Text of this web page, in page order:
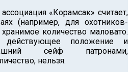
«Корамсак» считает,
(например, для охотников-
количество маловато.
положение и
сейф патронами,
нельзя.